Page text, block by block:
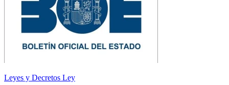
Leyes y Decretos Ley